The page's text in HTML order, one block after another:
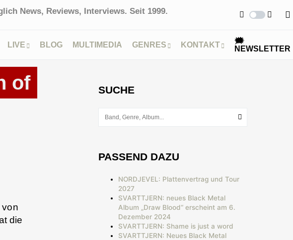
News, Reviews, Interviews. Seit 1999.
LIVE BLOG MULTIMEDIA GENRES KONTAKT
🗯
NEWSLETTER
of
von
die
SUCHE
PASSEND DAZU
NORDJEVEL: Plattenvertrag und Tour
2027
SVARTTJERN: neues Black Metal
Album „Draw Blood“ erscheint am 6.
Dezember 2024
SVARTTJERN: Shame is just a word
SVARTTJERN: Neues Black Metal